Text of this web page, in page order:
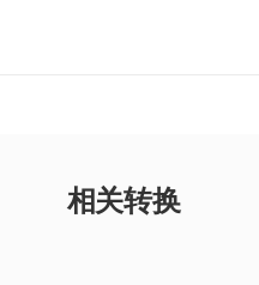
相关转换